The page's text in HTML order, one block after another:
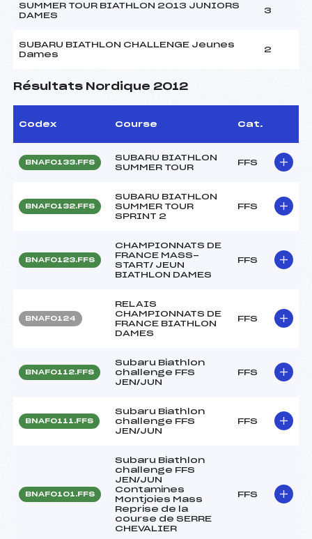
SUMMER TOUR BIATHLON 2013 JUNIORS
DAMES
3
SUBARU BIATHLON CHALLENGE Jeunes
Dames
2
Résultats Nordique 2012
Codex Course Cat.
BNAF0133.FFS
SUBARU BIATHLON
SUMMER TOUR
FFS
BNAF0132.FFS
SUBARU BIATHLON
SUMMER TOUR
SPRINT 2
FFS
BNAF0123.FFS
CHAMPIONNATS DE
FRANCE MASS-
START/ JEUN
BIATHLON DAMES
FFS
BNAF0124
RELAIS
CHAMPIONNATS DE
FRANCE BIATHLON
DAMES
FFS
BNAF0112.FFS
Subaru Biathlon
challenge FFS
JEN/JUN
FFS
BNAF0111.FFS
Subaru Biathlon
challenge FFS
JEN/JUN
FFS
BNAF0101.FFS
Subaru Biathlon
challenge FFS
JEN/JUN
Contamines
Montjoies Mass
Reprise de la
course de SERRE
CHEVALIER
FFS